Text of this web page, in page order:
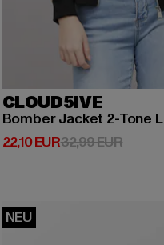
CLOUD5IVE
Bomber Jacket 2-Tone
22,10 EUR
Derzeitiger Preis: 22,10 EUR
32,99 EUR
NEU